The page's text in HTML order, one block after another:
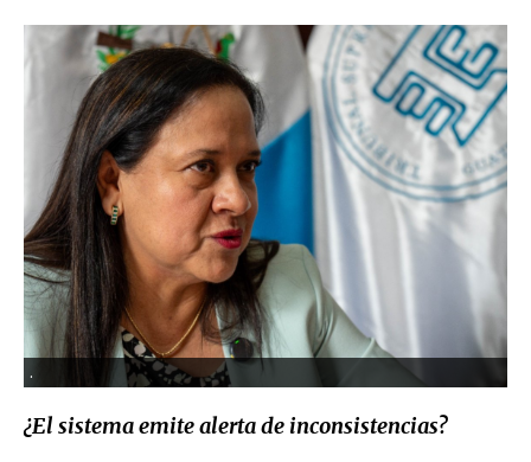
.
¿El sistema emite alerta de inconsistencias?